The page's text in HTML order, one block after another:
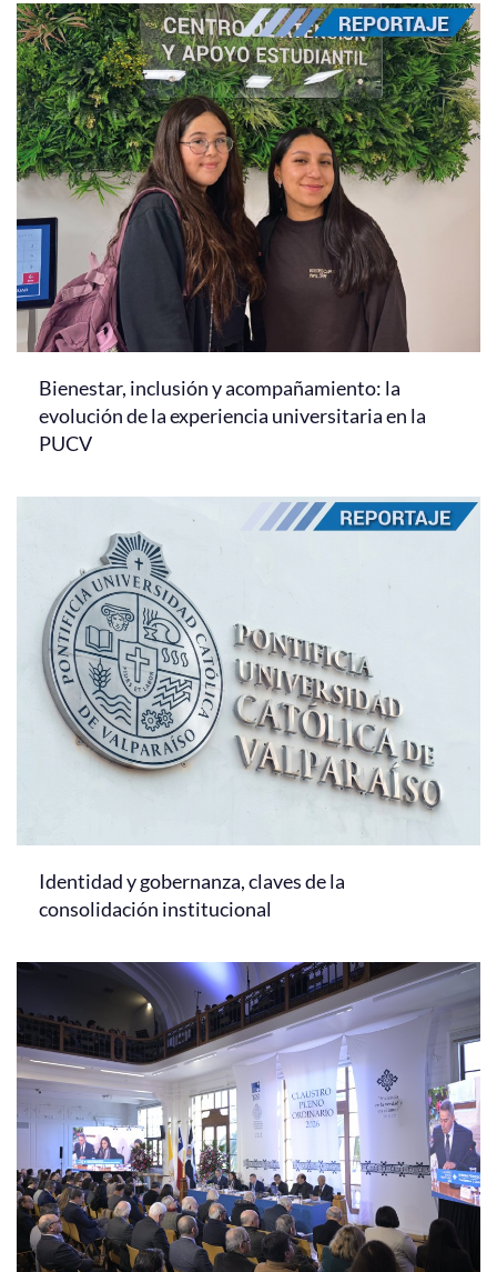
Bienestar, inclusión y acompañamiento: la
evolución de la experiencia universitaria en la
PUCV
Identidad y gobernanza, claves de la
consolidación institucional